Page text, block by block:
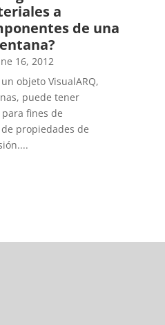
a
de una
16, 2012
objeto VisualARQ,
puede tener
fines de
propiedades de